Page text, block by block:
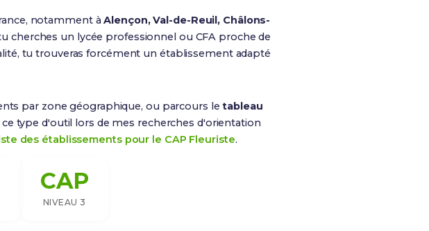
notamment àAlençon, Val-de-Reuil, Châlons-
cherches un lycée professionnel ou CFA proche de
tu trouveras forcément un établissement adapté
par zone géographique, ou parcours letableau
type d'outil lors de mes recherches d'orientation
des établissements pour le CAP Fleuriste.
CAP
NIVEAU 3